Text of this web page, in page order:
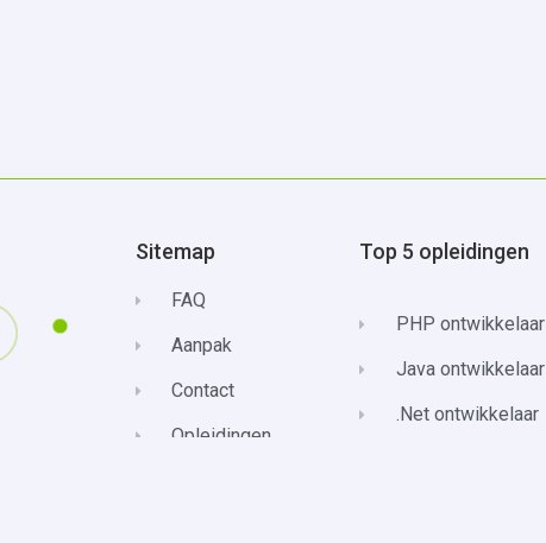
Sitemap
FAQ
Aanpak
Contact
Opleidingen
Top 5 opleidingen
PHP ontwikkelaar
Java ontwikkelaar
.Net ontwikkelaar